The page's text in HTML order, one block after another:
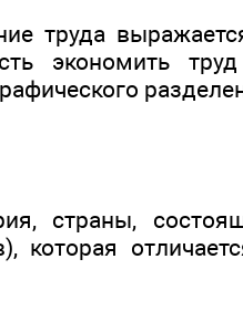
труда
экономить
страны,
которая